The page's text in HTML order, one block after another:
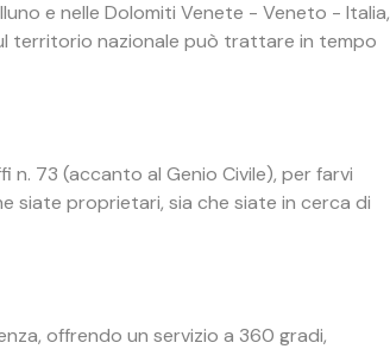
e nelle Dolomiti Venete - Veneto - Italia,
territorio nazionale può trattare in tempo
n. 73 (accanto al Genio Civile), per farvi
siate proprietari, sia che siate in cerca di
offrendo un servizio a 360 gradi,